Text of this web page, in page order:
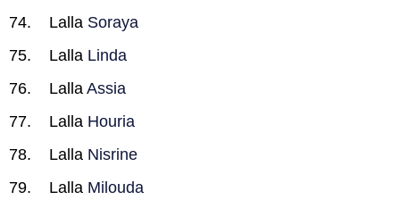
Lalla Soraya
Lalla Linda
Lalla Assia
Lalla Houria
Lalla Nisrine
Lalla Milouda